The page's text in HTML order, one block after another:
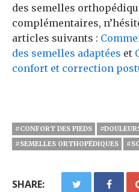
des semelles
complémentaires,
articles suivants :
des semelles adaptées et
confort et correction
#CONFORT DES PIEDS
#SEMELLES ORTHOPÉDIQUES
SHARE: